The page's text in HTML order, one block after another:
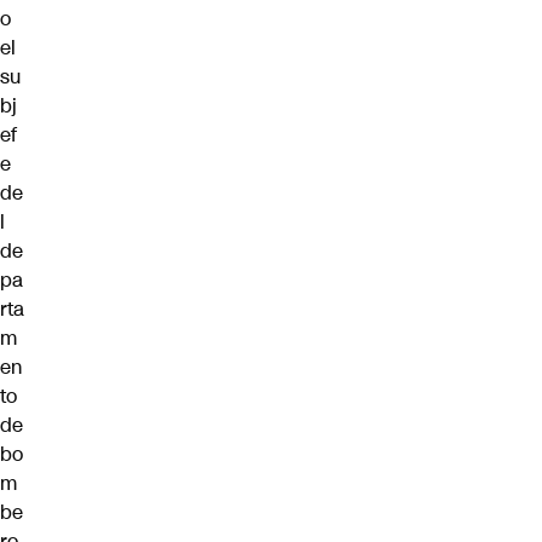
o
el
su
bj
ef
e
de
l
de
pa
rta
m
en
to
de
bo
m
be